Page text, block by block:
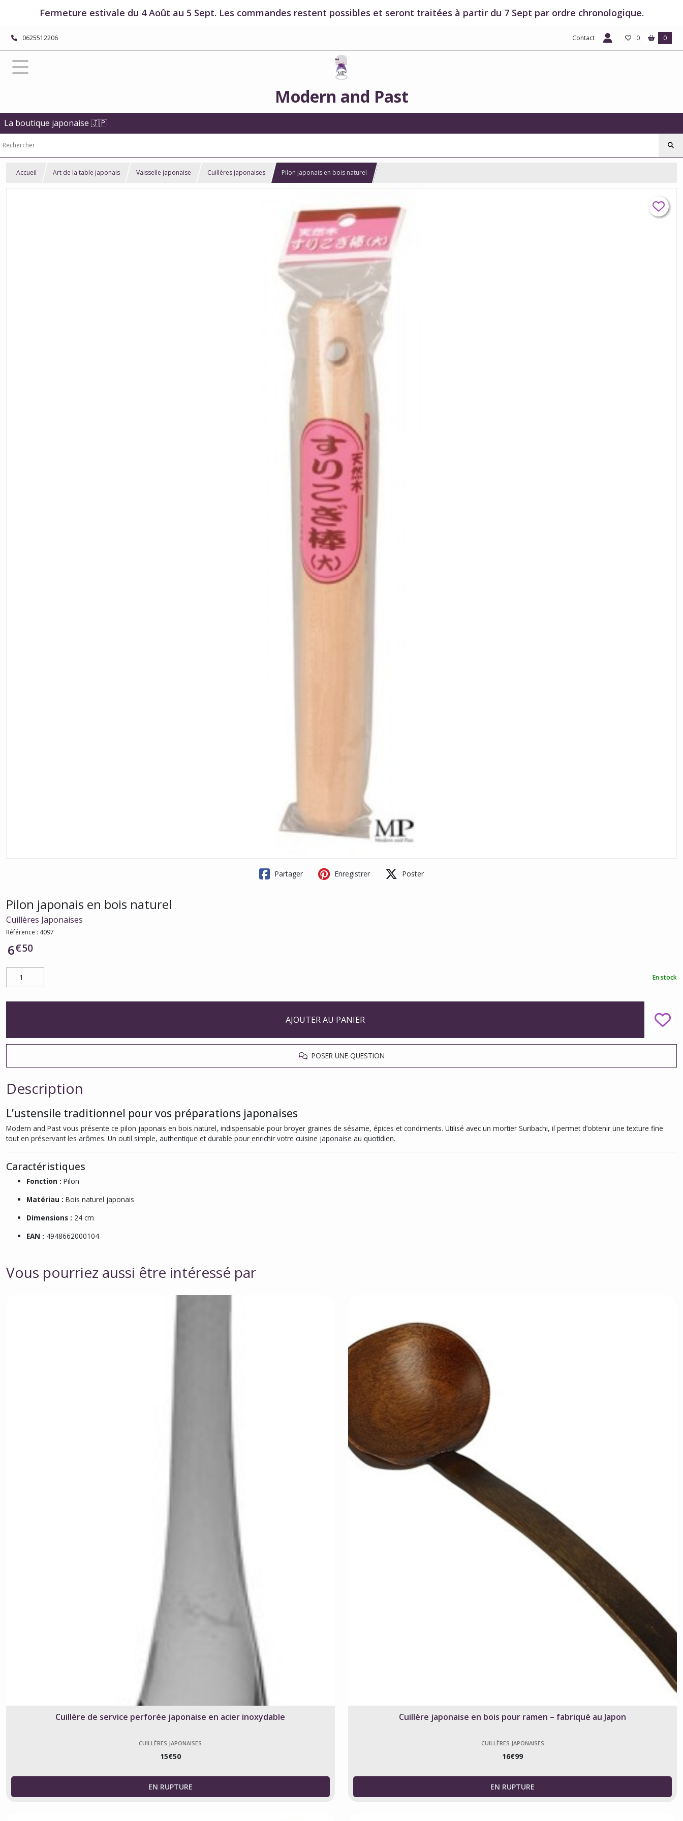
Fermeture estivale du 4 Août au 5 Sept. Les commandes restent possibles et seront traitées à partir du 7 Sept par ordre chronologique.
0625512206 Contact 0 0
Modern and Past
La boutique japonaise 🇯🇵
Accueil Art de la table japonais Vaisselle japonaise Cuillères japonaises Pilon japonais en bois naturel
Partager Enregistrer Poster
Pilon japonais en bois naturel
Cuillères Japonaises
Référence : 4097
6€50
En stock
AJOUTER AU PANIER
POSER UNE QUESTION
Description
L’ustensile traditionnel pour vos préparations japonaises
Modern and Past vous présente ce pilon japonais en bois naturel, indispensable pour broyer graines de sésame, épices et condiments. Utilisé avec un mortier Suribachi, il permet d’obtenir une texture fine
tout en préservant les arômes. Un outil simple, authentique et durable pour enrichir votre cuisine japonaise au quotidien.
Caractéristiques
Fonction : Pilon
Matériau : Bois naturel japonais
Dimensions : 24 cm
EAN : 4948662000104
Vous pourriez aussi être intéressé par
Cuillère de service perforée japonaise en acier inoxydable
CUILLÈRES JAPONAISES
15€50
Cuillère japonaise en bois pour ramen – fabriqué au Japon
CUILLÈRES JAPONAISES
16€99